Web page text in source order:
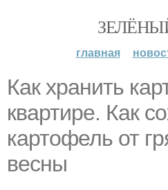
главная
Как хранить
квартире. Как
картофель от
весны